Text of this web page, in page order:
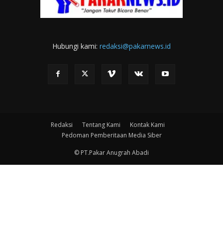
Hubungi kami: redaksi@pakarnews.id
Redaksi Tentang Kami
Kontak Kami
Pedoman Pemberitaan Media Siber
© PT.Pakar Anugrah Abadi